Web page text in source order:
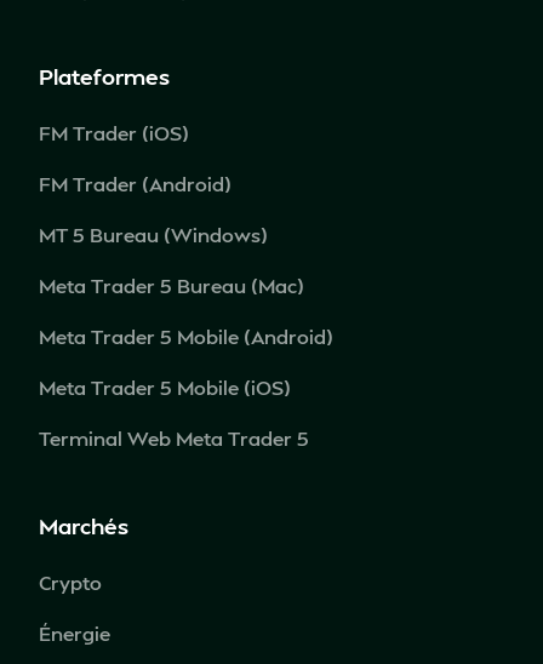
Plateformes
FM Trader (iOS)
FM Trader (Android)
MT 5 Bureau (Windows)
Meta Trader 5 Bureau (Mac)
Meta Trader 5 Mobile (Android)
Meta Trader 5 Mobile (iOS)
Terminal Web Meta Trader 5
Marchés
Crypto
Énergie